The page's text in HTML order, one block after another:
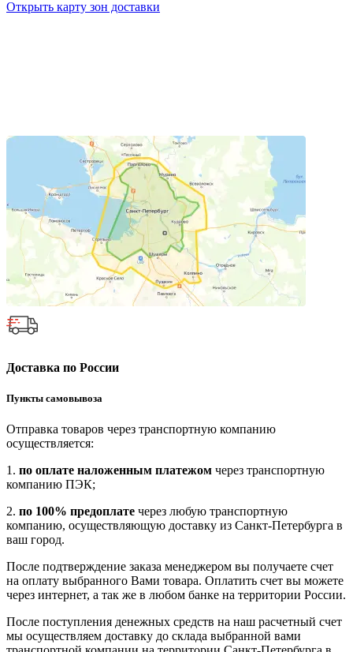
Открыть карту зон доставки
Доставка по России
Пункты самовывоза
Отправка товаров через транспортную компанию
осуществляется:
1. по оплате наложенным платежом через транспортную
компанию ПЭК;
2. по 100% предоплате через любую транспортную
компанию, осуществляющую доставку из Санкт-Петербурга в
ваш город.
После подтверждение заказа менеджером вы получаете счет
на оплату выбранного Вами товара. Оплатить счет вы можете
через интернет, а так же в любом банке на территории России.
После поступления денежных средств на наш расчетный счет
мы осуществляем доставку до склада выбранной вами